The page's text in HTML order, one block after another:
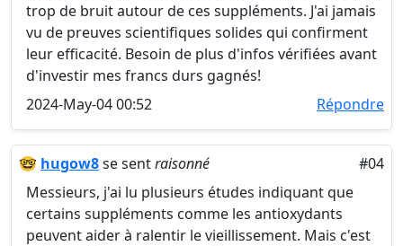
trop de bruit autour de ces suppléments. J'ai jamais
vu de preuves scientifiques solides qui confirment
leur efficacité. Besoin de plus d'infos vérifiées avant
d'investir mes francs durs gagnés!
2024-May-04 00:52
Répondre
🤓 hugow8se sentraisonné
#04
Messieurs, j'ai lu plusieurs études indiquant que
certains suppléments comme les antioxydants
peuvent aider à ralentir le vieillissement. Mais c'est